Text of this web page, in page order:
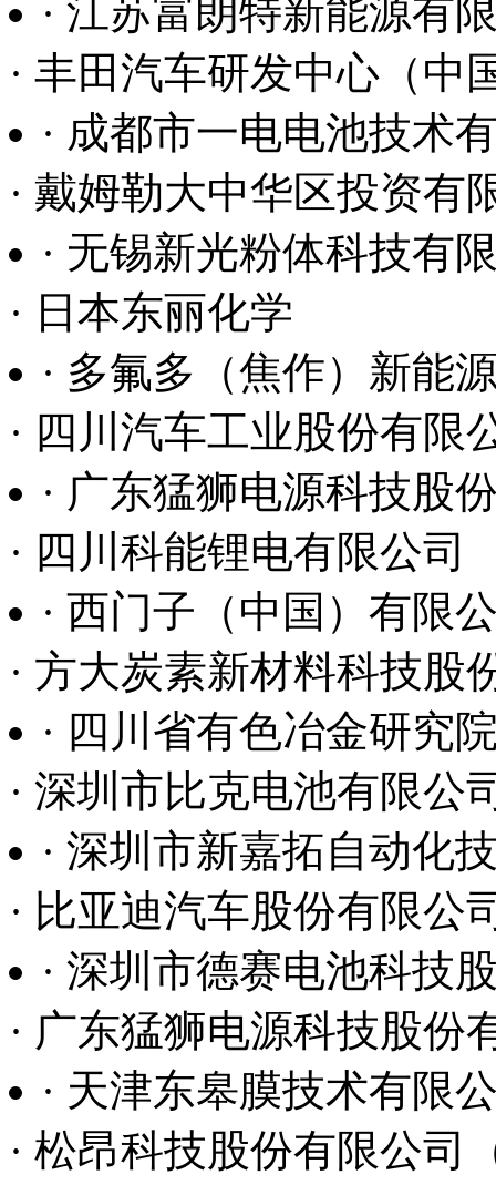
· 江苏富朗特新能源有
· 丰田汽车研发中心（中
· 成都市一电电池技术
· 戴姆勒大中华区投资有
· 无锡新光粉体科技有
· 日本东丽化学
· 多氟多（焦作）新能
· 四川汽车工业股份有限
· 广东猛狮电源科技股
· 四川科能锂电有限公司
· 西门子（中国）有限
· 方大炭素新材料科技股
· 四川省有色冶金研究
· 深圳市比克电池有限公
· 深圳市新嘉拓自动化
· 比亚迪汽车股份有限公
· 深圳市德赛电池科技
· 广东猛狮电源科技股份
· 天津东皋膜技术有限
· 松昂科技股份有限公司